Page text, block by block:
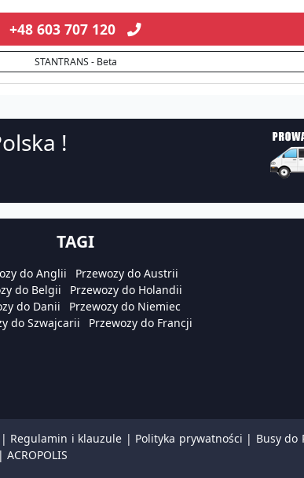
+48 603 707 120
STANTRANS - Beta
!
TAGI
do Anglii
Przewozy do Austrii
do Belgii
Przewozy do Holandii
do Danii
Przewozy do Niemiec
do Szwajcarii
Przewozy do Francji
| Regulamin i klauzule | Polityka prywatności | Busy do
| ACROPOLIS